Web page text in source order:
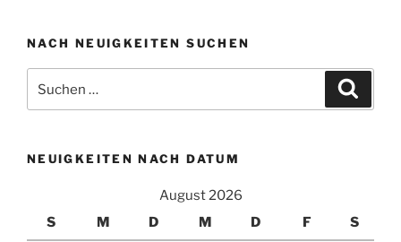
NACH NEUIGKEITEN SUCHEN
nach:
NEUIGKEITEN NACH DATUM
August 2026
S
M D M D F S